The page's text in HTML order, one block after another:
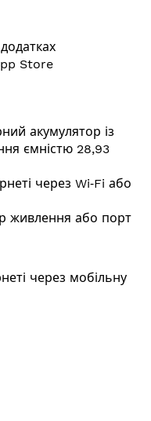
Store
акумулятор із
ємністю 28,93
через Wi‑Fi або
живлення або порт
через мобільну